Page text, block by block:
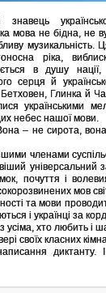
знавець
мова не бідна, не
ріка,
в душу нації,
серця й
Глинка й
українськими
небес нашої мови.
– не сирота, вона
членами
універсальний
почуття і
мов
та мови
і українці за
усіма, хто любить і
своїх класних